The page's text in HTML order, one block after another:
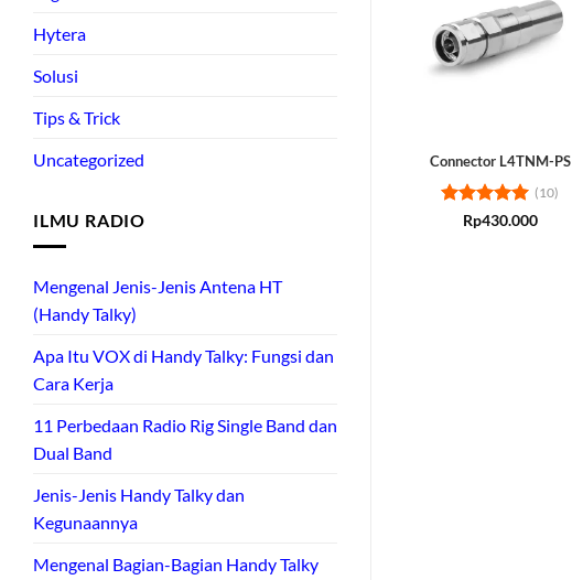
Hytera
Solusi
Tips & Trick
Uncategorized
ILMU RADIO
Mengenal Jenis-Jenis Antena HT
(Handy Talky)
Apa Itu VOX di Handy Talky: Fungsi dan
Cara Kerja
11 Perbedaan Radio Rig Single Band dan
Dual Band
Jenis-Jenis Handy Talky dan
Kegunaannya
Mengenal Bagian-Bagian Handy Talky
Connector L4TNM-PS
Rated5
(10)
Rp430.000